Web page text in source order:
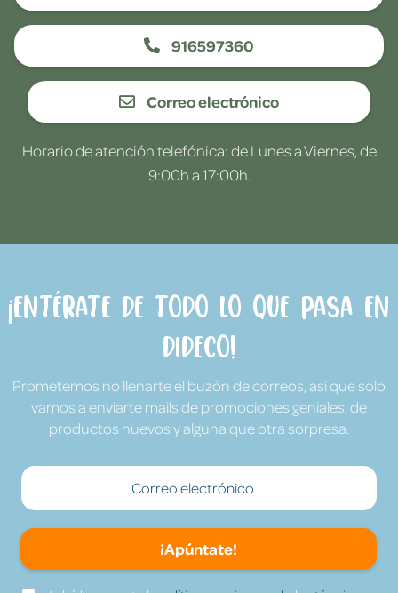
916597360
Correo electrónico
Horario de atención telefónica: de Lunes a Viernes, de
9:00h a 17:00h.
¡Entérate de todo lo que pasa en
Dideco!
Prometemos no llenarte el buzón de correos, así que solo
vamos a enviarte mails de promociones geniales, de
productos nuevos y alguna que otra sorpresa.
¡Apúntate!